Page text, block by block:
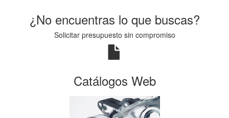
¿No encuentras lo que buscas?
Solicitar presupuesto sin compromiso
Catálogos Web